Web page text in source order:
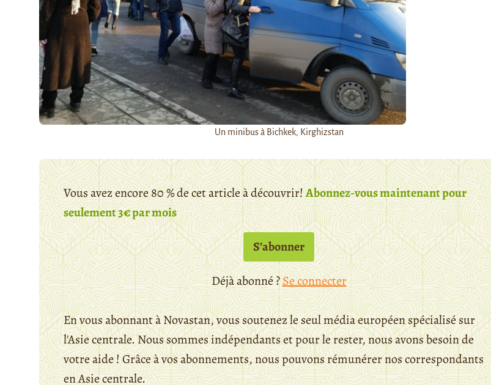
Un minibus à Bichkek, Kirghizstan
Vous avez encore 80 % de cet article à découvrir!Abonnez-vous maintenant pour
seulement 3€ par mois
S’abonner
Déjà abonné ?Se connecter
En vous abonnant à Novastan, vous soutenez le seul média européen spécialisé sur
l'Asie centrale. Nous sommes indépendants et pour le rester, nous avons besoin de
votre aide ! Grâce à vos abonnements, nous pouvons rémunérer nos correspondants
en Asie centrale.